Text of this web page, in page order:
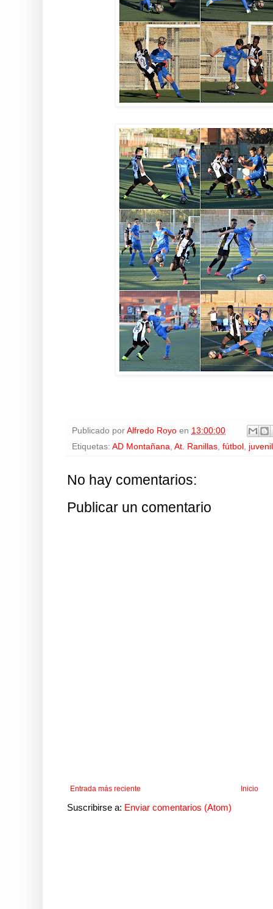
Publicado por Alfredo Royo en 13:00:00
Etiquetas: AD Montañana, At. Ranillas, fútbol , juvenil
No hay comentarios:
Publicar un comentario
Entrada más reciente Inicio
Suscribirse a: Enviar comentarios (Atom)